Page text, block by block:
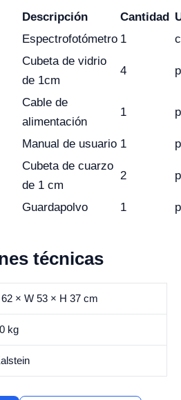
Descripción Cantidad
Espectrofotómetro 1
Cubeta de vidrio
de 1cm
4
Cable de
alimentación
1
Manual de usuario 1
Cubeta de cuarzo
de 1 cm
2
Guardapolvo 1
técnicas
62 × W 53 × H 37 cm
kg